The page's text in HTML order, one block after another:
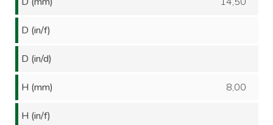
D (in/f)
D (in/d)
H (mm) 8,00
H (in/f)